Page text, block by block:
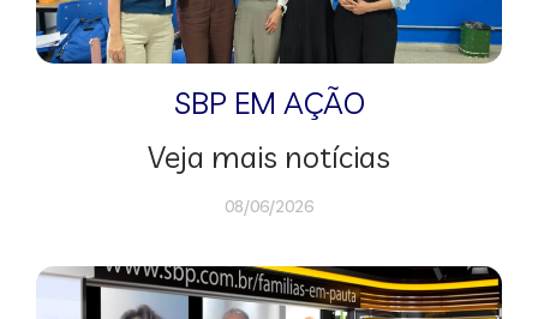
SBP EM AÇÃO
Veja mais notícias
08/06/2026